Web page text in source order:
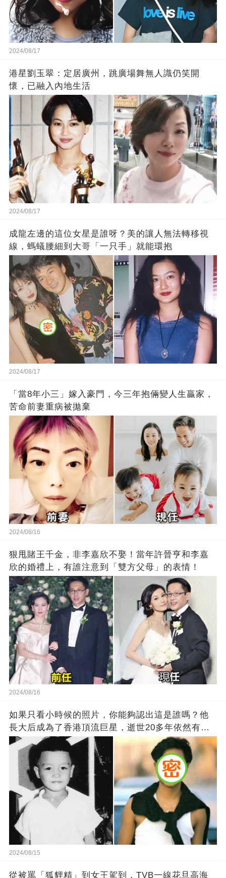
2024/08/17
港星劉玉翠：定居廣州，跳廣場舞無人識仍笑開
懷，已融入內地生活
2024/08/17
成龍左邊的這位女星是誰呀？美的讓人無法轉移視
線，螞蟻腰細到大哥「一只手」就能環抱
2024/08/17
「當8年小三」嫁入豪門，今三年抱倆變人生贏家，
苦命前妻重病被拋棄
2024/08/16
狠甩賭王千金，非李嘉欣不娶！當年許晉亨和李嘉
欣的婚禮上，有誰注意到「雙方父母」的表情！
2024/08/16
如果只看小時候的照片，你能夠認出這是誰嗎？他
長大后成為了香港頂流巨星，逝世20多年依然有千
萬粉絲紀念他！
2024/08/15
從被罵「狐貍精」到女王駕到，TVB一線花旦高海